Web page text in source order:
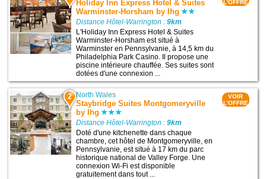
Holiday Inn Express Hotel & Suites
Warminster-Horsham by Ihg
Distance Hôtel-Warrington :9km
L'Holiday Inn Express Hotel & Suites
Warminster-Horsham est situé à
Warminster en Pennsylvanie, à 14,5 km du
Philadelphia Park Casino. Il propose une
piscine intérieure chauffée. Ses suites sont
dotées d'une connexion ...
L'OFFRE
2 North Wales
Staybridge Suites Montgomeryville
by Ihg
Distance Hôtel-Warrington :9km
Doté d'une kitchenette dans chaque
chambre, cet hôtel de Montgomeryville, en
Pennsylvanie, est situé à 17 km du parc
historique national de Valley Forge. Une
connexion Wi-Fi est disponible
gratuitement dans tout ...
VOIR
L'OFFRE